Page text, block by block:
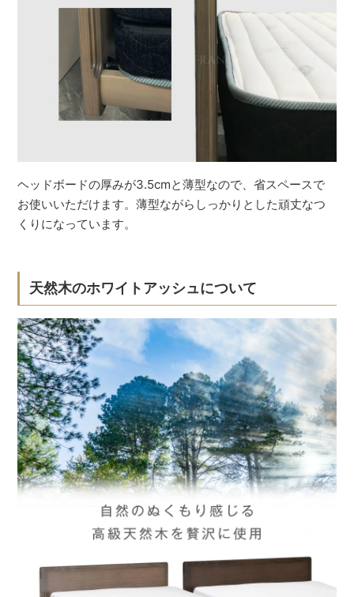
ヘッドボードの厚みが3.5cmと薄型なので、省スペースで
お使いいただけます。薄型ながらしっかりとした頑丈なつ
くりになっています。
天然木のホワイトアッシュについて